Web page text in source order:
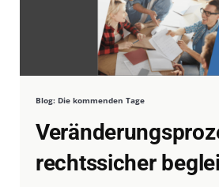
Blog: Die kommenden Tage
rechtssicher